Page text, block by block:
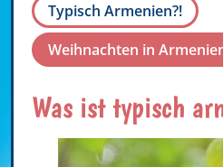
Typisch Armenien?!
Weihnachten in
Was ist typisch